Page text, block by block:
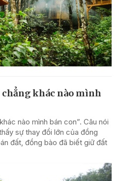
chẳng khác nào mình
nào mình bán con”. Câu nói
sự thay đổi lớn của đồng
đất, đồng bào đã biết giữ đất